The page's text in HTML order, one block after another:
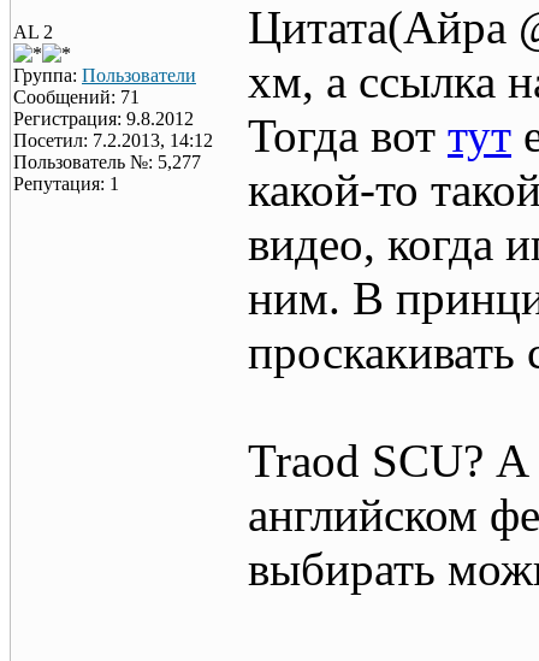
AL 2
Группа: Пользователи
Сообщений: 71
Регистрация: 9.8.2012
Посетил: 7.2.2013, 14:12
Пользователь №: 5,277
Репутация: 1
Цитата(Айра
хм, а ссылка
Тогда вот тут
какой-то
видео, когда
ним. В
Traod SCU?
английском
выбирать